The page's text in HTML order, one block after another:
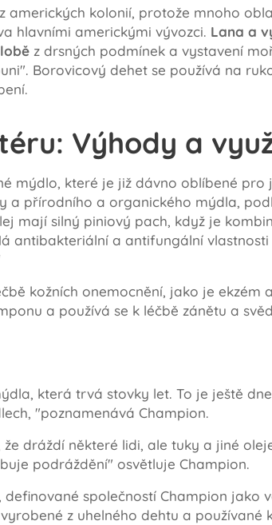
amerických kolonií, protože mnoho
hlavními americkými vývozci. Lana a
z drsných podmínek a vystavení
Borovicový dehet se používá na
Výhody a
mýdlo, které je již dávno oblíbené pro
a přírodního a organického mýdla,
mají silný piniový pach, když je
antibakteriální a antifungální
kožních onemocnění, jako je ekzém
a používá se k léčbě zánětu a
která trvá stovky let. To je ještě
"poznamenává Champion.
dráždí některé lidi, ale tuky a jiné
podráždění" osvětluje Champion.
společností Champion jako
z uhelného dehtu a používané